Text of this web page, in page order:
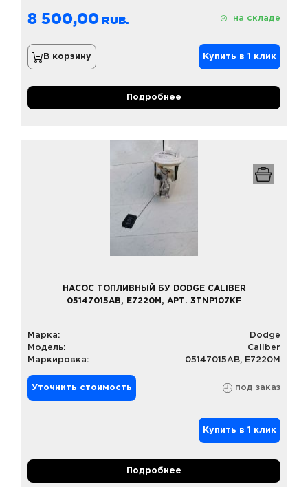
8 500,00 на складе
В корзину Купить в 1 клик
Подробнее
НАСОС ТОПЛИВНЫЙ БУ DODGE CALIBER
05147015AB, E7220M, АРТ. 3TNP107KF
Марка:
Dodge
Модель:
Caliber
Маркировка:
05147015AB, E7220M
Уточнить стоимость под заказ
Купить в 1 клик
Подробнее